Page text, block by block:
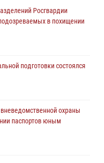
Росгвардии
в похищении
подготовки состоялся
охраны
паспортов юным